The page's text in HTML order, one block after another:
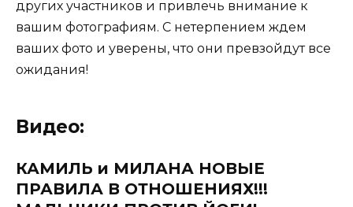
других участников и привлечь внимание к
вашим фотографиям. С нетерпением ждем
ваших фото и уверены, что они превзойдут все
ожидания!
Видео:
КАМИЛЬ и МИЛАНА НОВЫЕ
ПРАВИЛА В ОТНОШЕНИЯХ!!!